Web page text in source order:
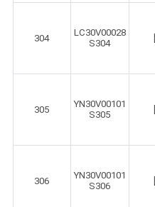
304
LC30V00028
S304
305
YN30V00101
S305
306
YN30V00101
S306